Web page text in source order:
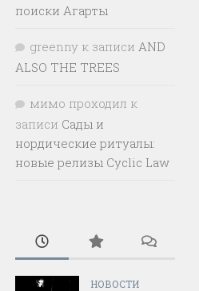
поиски Агарты
greenny к записи AND
ALSO THE TREES
мимо проходил к
записи Сады и
нордические ритуалы:
новые релизы Cyclic Law
НОВОСТИ